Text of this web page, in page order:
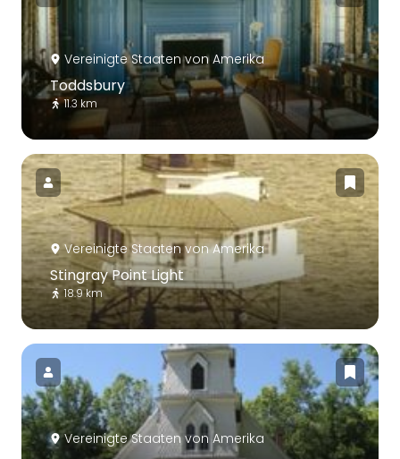
Vereinigte Staaten von Amerika
Toddsbury
11.3 km
Vereinigte Staaten von Amerika
Stingray Point Light
18.9 km
Vereinigte Staaten von Amerika